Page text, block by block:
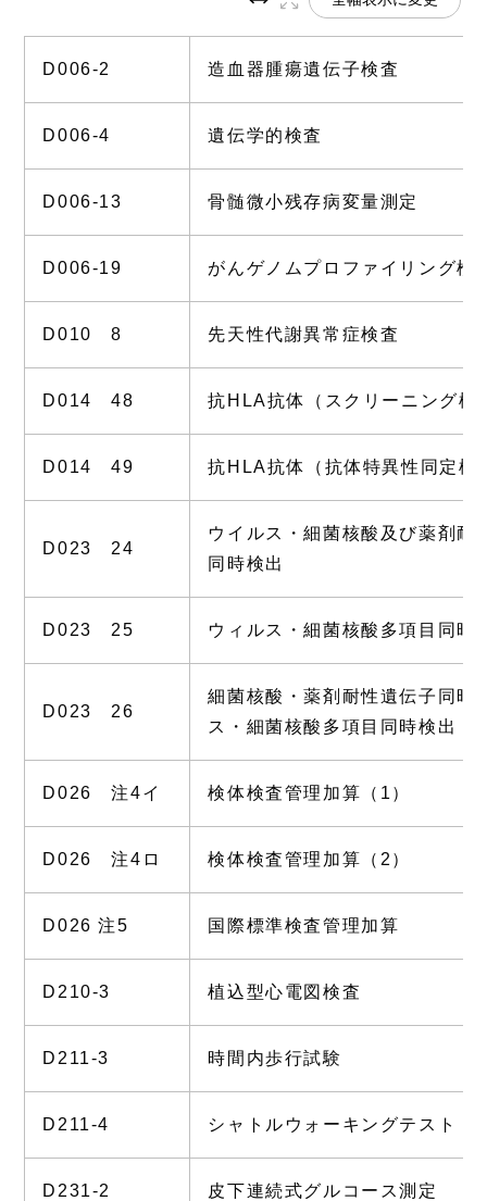
D006-2 造血器腫瘍遺伝子検査
D006-4 遺伝学的検査
D006-13 骨髄微小残存病変量測定
D006-19 がんゲノムプロファイリング検
D010 8 先天性代謝異常症検査
D014 48 抗HLA抗体（スクリーニング検
D014 49 抗HLA抗体（抗体特異性同定検
D023 24
ウイルス・細菌核酸及び薬剤耐
同時検出
D023 25 ウィルス・細菌核酸多項目同時
D023 26
細菌核酸・薬剤耐性遺伝子同時
ス・細菌核酸多項目同時検出（
D026 注4イ 検体検査管理加算（1）
D026 注4ロ 検体検査管理加算（2）
D026 注5 国際標準検査管理加算
D210-3 植込型心電図検査
D211-3 時間内歩行試験
D211-4 シャトルウォーキングテスト
D231-2 皮下連続式グルコース測定